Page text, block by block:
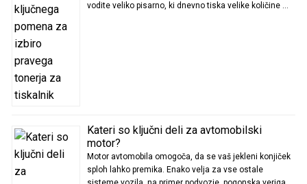
vodite veliko pisarno, ki dnevno tiska velike količine …
Kateri so ključni deli za avtomobilski
motor?
Motor avtomobila omogoča, da se vaš jekleni konjiček
sploh lahko premika. Enako velja za vse ostale